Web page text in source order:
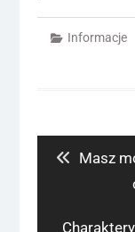
Informacje
Masz
Next